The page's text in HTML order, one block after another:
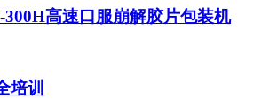
高速口服崩解胶片包装机
培训